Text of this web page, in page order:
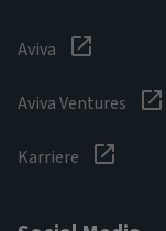
Aviva
Aviva Ventures
Karriere